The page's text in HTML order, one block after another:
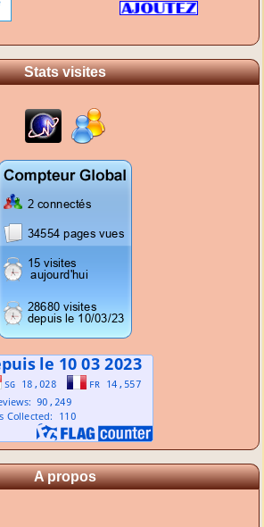
Stats visites
A propos